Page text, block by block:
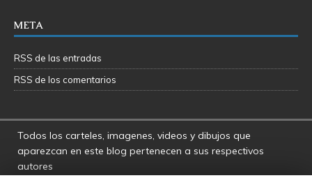
META
RSS de las entradas
RSS de los comentarios
Todos los carteles, imagenes, videos y dibujos que
aparezcan en este blog pertenecen a sus respectivos
autores